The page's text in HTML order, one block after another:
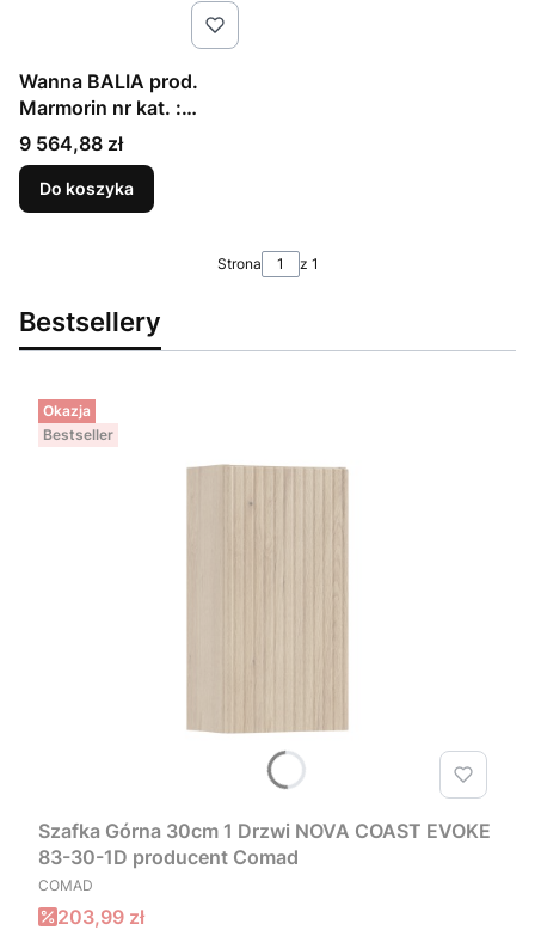
Wanna BALIA prod.
Marmorin nr kat. :
P_W_008_02_1215
Cena
9 564,88 zł
Do koszyka
Strona z 1
Bestsellery
Okazja
Bestseller
Szafka Górna 30cm 1 Drzwi NOVA COAST EVOKE
83-30-1D producent Comad
PRODUCENT
COMAD
Cena promocyjna
203,99 zł